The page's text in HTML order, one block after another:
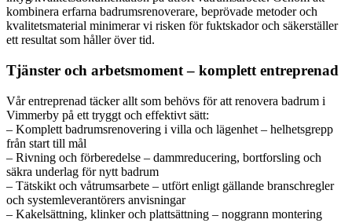
kombinera erfarna badrumsrenoverare, beprövade metoder och
kvalitetsmaterial minimerar vi risken för fuktskador och säkerställer
ett resultat som håller över tid.
Tjänster och arbetsmoment – komplett entreprenad
Vår entreprenad täcker allt som behövs för att renovera badrum i
Vimmerby på ett tryggt och effektivt sätt:
– Komplett badrumsrenovering i villa och lägenhet – helhetsgrepp
från start till mål
– Rivning och förberedelse – dammreducering, bortforsling och
säkra underlag för nytt badrum
– Tätskikt och våtrumsarbete – utfört enligt gällande branschregler
och systemleverantörers anvisningar
– Kakelsättning, klinker och plattsättning – noggrann montering